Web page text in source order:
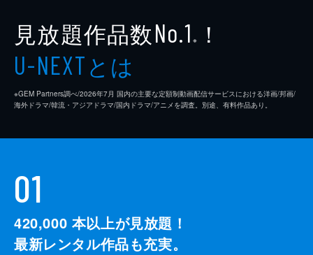
見放題作品数No.1 ※ ！
U-NEXTとは
※GEM Partners調べ/2026年7⽉ 国内の主要な定額制動画配信サービスにおける洋画/邦画/
海外ドラマ/韓流・アジアドラマ/国内ドラマ/アニメを調査。別途、有料作品あり。
01
420,000 本以上が見放題！
最新レンタル作品も充実。